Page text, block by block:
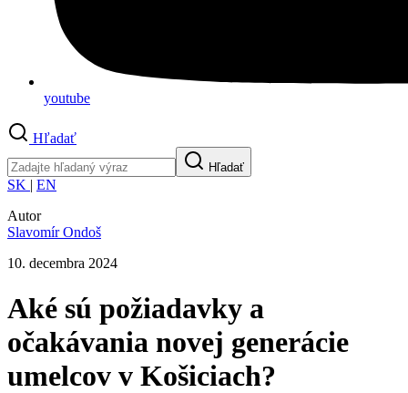
youtube
Hľadať
Hľadať
SK | EN
Autor
Slavomír Ondoš
10. decembra 2024
Aké sú požiadavky a
očakávania novej generácie
umelcov v Košiciach?